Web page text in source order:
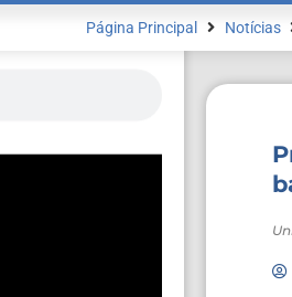
Página Principal Notícias